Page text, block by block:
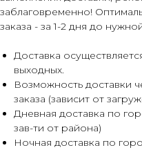
заблаговременно!
заказа - за 1-2 дня до
Доставка
выходных.
Возможность доставки
заказа (зависит от
Дневная доставка по
зав-ти от района)
Ночная доставка по